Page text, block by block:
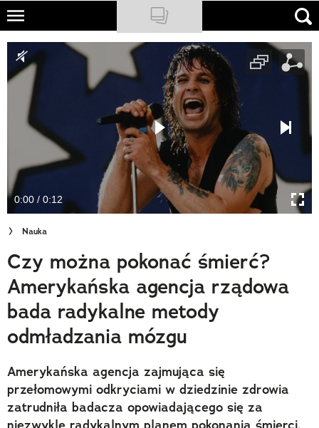
Skip
main
content
NATIONAL GEOGRAPHIC
TRAVELER
PODCASTY
Newsletter
Cuda Polski
Wielki Konkurs Fotograficzny
Trendbook Podróżniczy
Polecane
0:00 / 0:12
Nauka
Czy można pokonać śmierć?
Amerykańska agencja rządowa
bada radykalne metody
odmładzania mózgu
Amerykańska agencja zajmująca się
przełomowymi odkryciami w dziedzinie zdrowia
zatrudniła badacza opowiadającego się za